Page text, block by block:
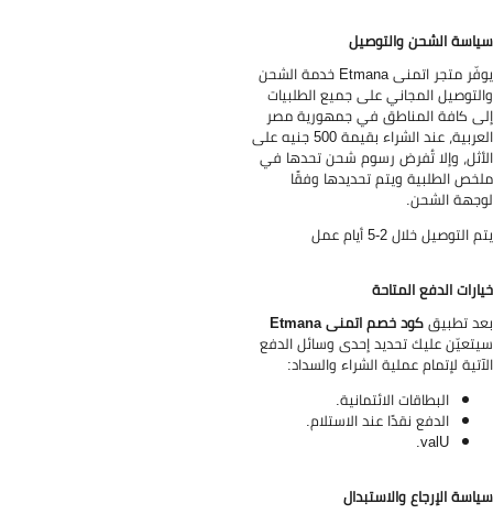
الشحن والتوصيل
يوفّر متجر اتمنى Etmana خدمة الشحن
المجاني على جميع الطلبيات
كافة المناطق في جمهورية مصر
العربية، عند الشراء بقيمة 500 جنيه على
وإلا تُفرض رسوم شحن تحدها في
الطلبية ويتم تحديدها وفقًا
الشحن.
التوصيل خلال 2-5 أيام عمل
الدفع المتاحة
تطبيقكود خصم اتمنى Etmana
عليك تحديد إحدى وسائل الدفع
لإتمام عملية الشراء والسداد:
البطاقات الائتمانية.
الدفع نقدًا عند الاستلام.
valU.
الإرجاع والاستبدال